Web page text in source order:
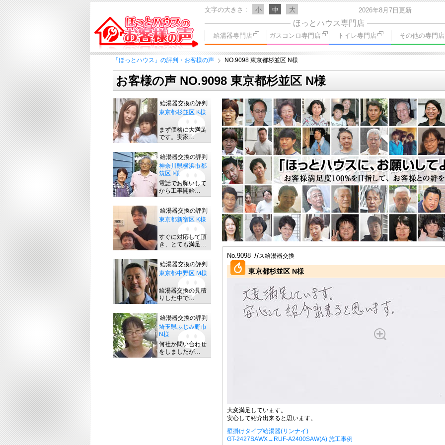
文字の大きさ 小 中 大 2026年8月7日更新
ほっとハウス専門店
給湯器専門店 ガスコンロ専門店 トイレ専門店 その他の専門店
「ほっとハウス」の評判・お客様の声 NO.9098 東京都杉並区 N様
お客様の声 NO.9098 東京都杉並区 N様
No.9098 ガス給湯器交換
東京都杉並区 N様
大変満足しています。
安心して紹介出来ると思います。
壁掛けタイプ給湯器(リンナイ)
GT-2427SAWX→RUF-A2400SAW(A) 施工事例
給湯器交換の評判
東京都杉並区 K様
まず価格に大満足
です。実家…
給湯器交換の評判
神奈川県横浜市都
筑区 I様
電話でお願いして
から工事開始…
給湯器交換の評判
東京都新宿区 K様
すぐに対応して頂
き、とても満足…
給湯器交換の評判
東京都中野区 M様
給湯器交換の見積
りした中で…
給湯器交換の評判
埼玉県ふじみ野市
N様
何社か問い合わせ
をしましたが…